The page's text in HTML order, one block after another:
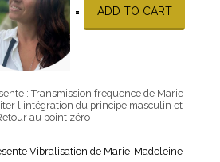
= ADD TO CART
: Transmission frequence de Marie-
l'intégration du principe masculin et
au point zéro
-
Vibralisation de Marie-Madeleine-